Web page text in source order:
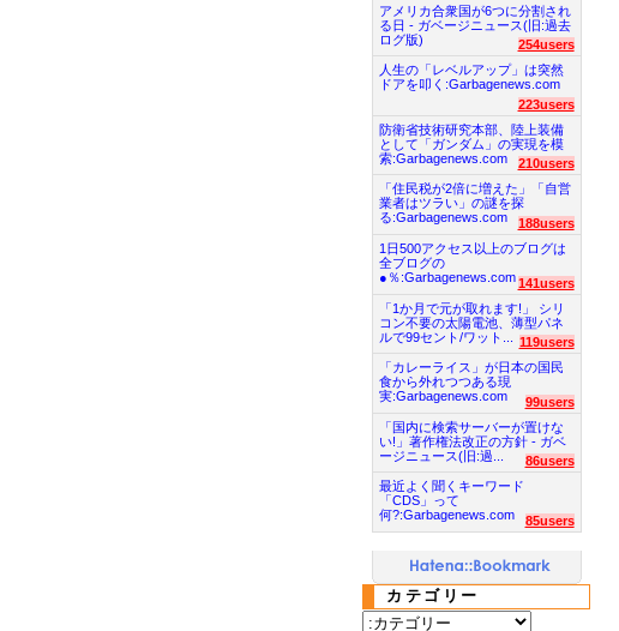
アメリカ合衆国が6つに分割され
る日 - ガベージニュース(旧:過去
ログ版)
254users
人生の「レベルアップ」は突然
ドアを叩く:Garbagenews.com
223users
防衛省技術研究本部、陸上装備
として「ガンダム」の実現を模
索:Garbagenews.com
210users
「住民税が2倍に増えた」「自営
業者はツラい」の謎を探
る:Garbagenews.com
188users
1日500アクセス以上のブログは
全ブログの
●％:Garbagenews.com 141users
「1か月で元が取れます!」 シリ
コン不要の太陽電池、薄型パネ
ルで99セント/ワット...
119users
「カレーライス」が日本の国民
食から外れつつある現
実:Garbagenews.com
99users
「国内に検索サーバーが置けな
い!」著作権法改正の方針 - ガベ
ージニュース(旧:過...
86users
最近よく聞くキーワード
「CDS」って
何?:Garbagenews.com
85users
カテゴリー